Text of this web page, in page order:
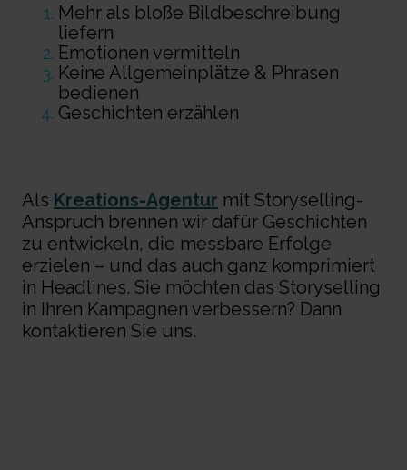
Mehr als bloße Bildbeschreibung
liefern
Emotionen vermitteln
Keine Allgemeinplätze & Phrasen
bedienen
Geschichten erzählen
Als Kreations-Agentur mit Storyselling-
Anspruch brennen wir dafür Geschichten
zu entwickeln, die messbare Erfolge
erzielen – und das auch ganz komprimiert
in Headlines. Sie möchten das Storyselling
in Ihren Kampagnen verbessern? Dann
kontaktieren Sie uns.